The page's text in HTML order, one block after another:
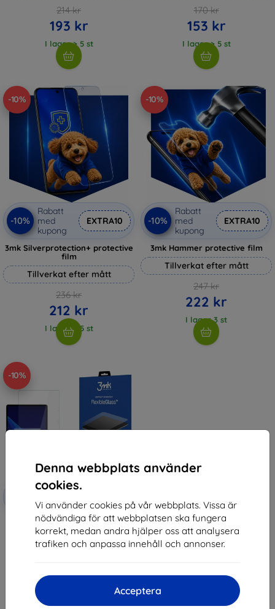
Denna webbplats använder
cookies.
Vi använder cookies på vår webbplats. Vissa är
nödvändiga för att webbplatsen ska fungera
korrekt, medan andra hjälper oss att analysera
trafiken och anpassa innehåll och annonser.
Acceptera
214 kr
193 kr
I lager > 5 st
170 kr
153 kr
I lager > 5 st
-10%
-10%
Rabatt
med
kupong
EXTRA10
3mk Silverprotection+ protective
film
Tillverkat efter mått
236 kr
212 kr
I lager > 5 st
-10%
-10%
Rabatt
med
kupong
EXTRA10
3mk Hammer protective film
Tillverkat efter mått
247 kr
222 kr
I lager 3 st
-10%
Rabatt
kupong
3mk FlexibleGlass Hybrid glass
for Oppo Pad SE
225 kr
I lager > 5 st